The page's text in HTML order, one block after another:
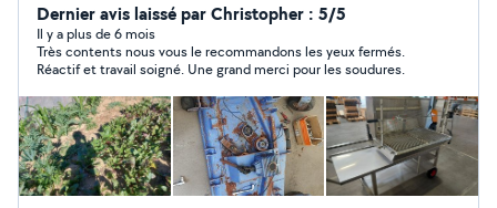
bien équipés),proposent ses services.
Dernier avis laissé par Christopher : 5/5
Il y a plus de 6 mois
Très contents nous vous le recommandons les yeux fermés.
Réactif et travail soigné. Une grand merci pour les soudures.